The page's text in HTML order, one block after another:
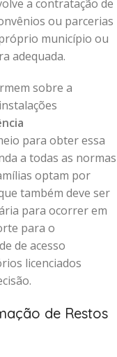
a contratação de
ou parcerias
município ou
adequada.
sobre a
para obter essa
a todas as normas
optam por
também deve ser
para ocorrer em
para o
de acesso
licenciados
de Restos